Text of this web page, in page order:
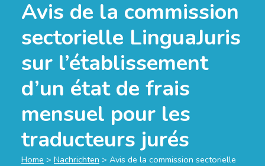
Avis de la commission
sectorielle LinguaJuris
sur l’établissement
d’un état de frais
mensuel pour les
traducteurs jurés
Home > Nachrichten > Avis de la commission sectorielle